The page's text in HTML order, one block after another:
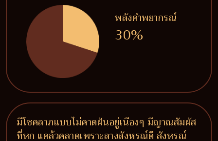
พลังคำพยากรณ์
30%
มีโชคลาภแบบไม่คาดฝันอยู่เนืองๆ มีญาณสัมผัส
ที่หก แคล้วคลาดเพราะลางสังหรณ์ดี สังหรณ์